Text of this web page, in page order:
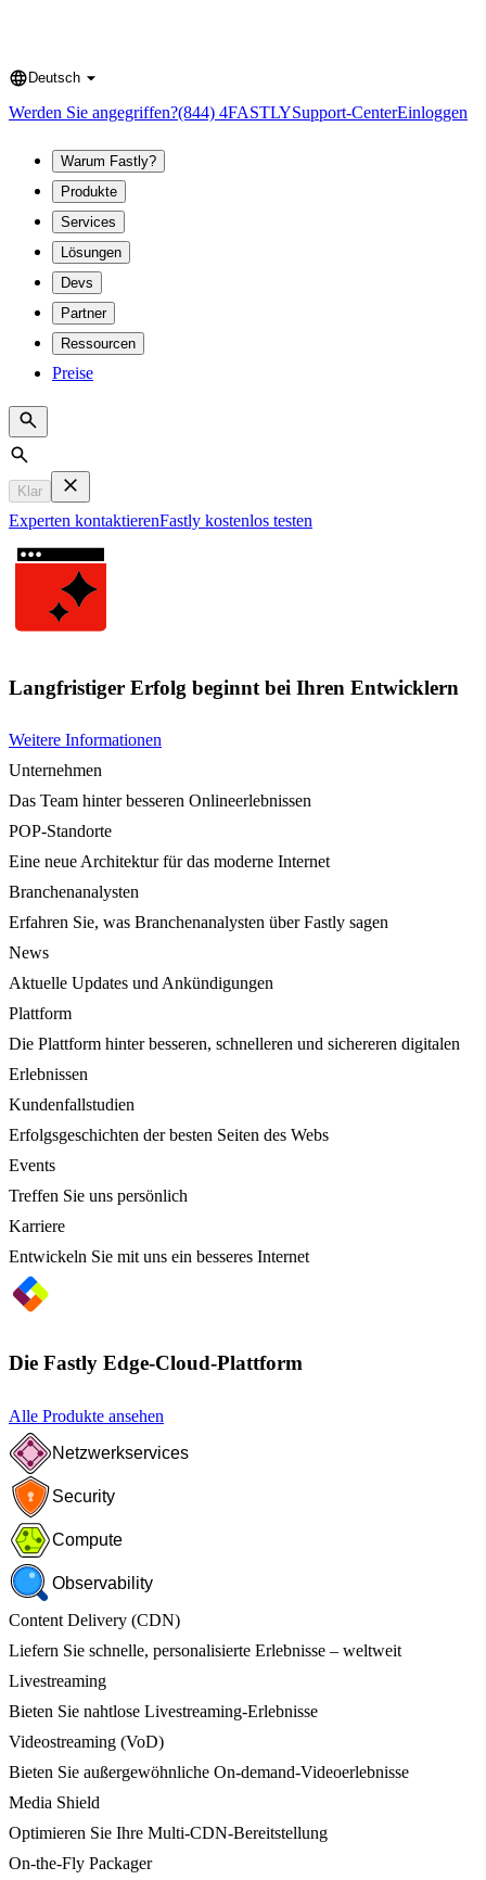
Language
Deutsch
Werden Sie angegriffen?(844) 4FASTLYSupport-CenterEinloggen
Warum Fastly?
Produkte
Services
Lösungen
Devs
Partner
Ressourcen
Preise
Search
Klar
Experten kontaktierenFastly kostenlos testen
Langfristiger Erfolg beginnt bei Ihren Entwicklern
Weitere Informationen
Unternehmen
Das Team hinter besseren Onlineerlebnissen
POP-Standorte
Eine neue Architektur für das moderne Internet
Branchenanalysten
Erfahren Sie, was Branchenanalysten über Fastly sagen
News
Aktuelle Updates und Ankündigungen
Plattform
Die Plattform hinter besseren, schnelleren und sichereren digitalen
Erlebnissen
Kundenfallstudien
Erfolgsgeschichten der besten Seiten des Webs
Events
Treffen Sie uns persönlich
Karriere
Entwickeln Sie mit uns ein besseres Internet
Die Fastly Edge-Cloud-Plattform
Alle Produkte ansehen
Netzwerkservices
Security
Compute
Observability
Content Delivery (CDN)
Liefern Sie schnelle, personalisierte Erlebnisse – weltweit
Livestreaming
Bieten Sie nahtlose Livestreaming-Erlebnisse
Videostreaming (VoD)
Bieten Sie außergewöhnliche On-demand-Videoerlebnisse
Media Shield
Optimieren Sie Ihre Multi-CDN-Bereitstellung
On-the-Fly Packager